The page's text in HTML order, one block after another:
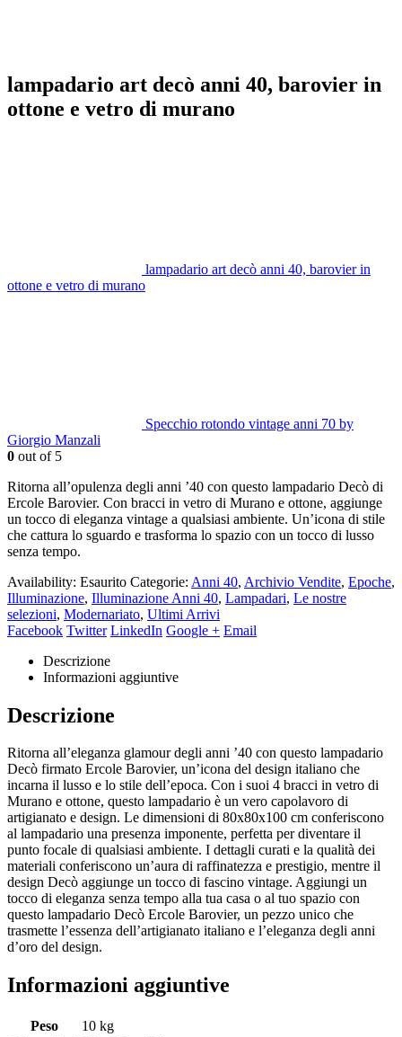
lampadario art decò anni 40, barovier in
ottone e vetro di murano
lampadario art decò anni 40, barovier in
ottone e vetro di murano
Specchio rotondo vintage anni 70 by
Giorgio Manzali
0 out of 5
Ritorna all’opulenza degli anni ’40 con questo lampadario Decò di
Ercole Barovier. Con bracci in vetro di Murano e ottone, aggiunge
un tocco di eleganza vintage a qualsiasi ambiente. Un’icona di stile
che cattura lo sguardo e trasforma lo spazio con un tocco di lusso
senza tempo.
Availability: Esaurito Categorie: Anni 40, Archivio Vendite, Epoche,
Illuminazione, Illuminazione Anni 40, Lampadari, Le nostre
selezioni, Modernariato, Ultimi Arrivi
Facebook Twitter LinkedIn Google + Email
Descrizione
Informazioni aggiuntive
Descrizione
Ritorna all’eleganza glamour degli anni ’40 con questo lampadario
Decò firmato Ercole Barovier, un’icona del design italiano che
incarna il lusso e lo stile dell’epoca. Con i suoi 4 bracci in vetro di
Murano e ottone, questo lampadario è un vero capolavoro di
artigianato e design. Le dimensioni di 80x80x100 cm conferiscono
al lampadario una presenza imponente, perfetta per diventare il
punto focale di qualsiasi ambiente. I dettagli curati e la qualità dei
materiali conferiscono un’aura di raffinatezza e prestigio, mentre il
design Decò aggiunge un tocco di fascino vintage. Aggiungi un
tocco di eleganza senza tempo alla tua casa o al tuo spazio con
questo lampadario Decò Ercole Barovier, un pezzo unico che
trasmette l’essenza dell’artigianato italiano e l’eleganza degli anni
d’oro del design.
Informazioni aggiuntive
Peso
10 kg